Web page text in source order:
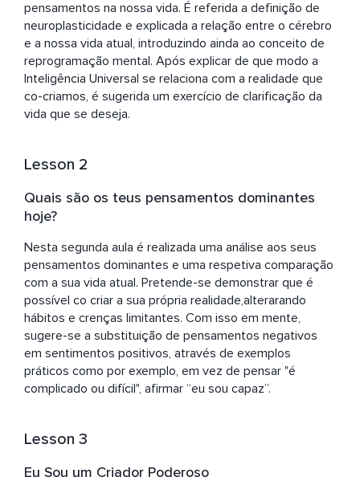
pensamentos na nossa vida. É referida a definição de
neuroplasticidade e explicada a relação entre o cérebro
e a nossa vida atual, introduzindo ainda ao conceito de
reprogramação mental. Após explicar de que modo a
Inteligência Universal se relaciona com a realidade que
co-criamos, é sugerida um exercício de clarificação da
vida que se deseja.
Lesson 2
Quais são os teus pensamentos dominantes
hoje?
Nesta segunda aula é realizada uma análise aos seus
pensamentos dominantes e uma respetiva comparação
com a sua vida atual. Pretende-se demonstrar que é
possível co criar a sua própria realidade,alterarando
hábitos e crenças limitantes. Com isso em mente,
sugere-se a substituição de pensamentos negativos
em sentimentos positivos, através de exemplos
práticos como por exemplo, em vez de pensar "é
complicado ou difícil", afirmar “eu sou capaz”.
Lesson 3
Eu Sou um Criador Poderoso